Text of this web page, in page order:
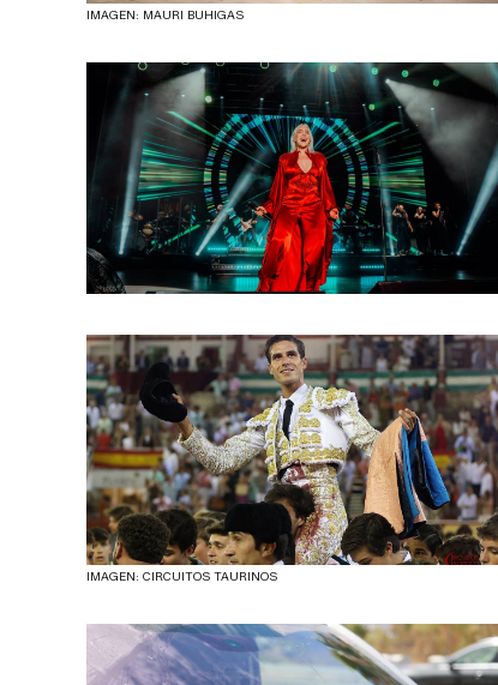
IMAGEN: MAURI BUHIGAS
IMAGEN: CIRCUITOS TAURINOS